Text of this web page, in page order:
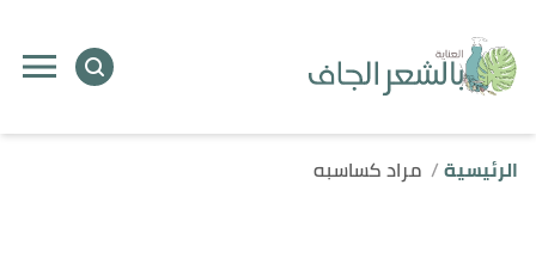
الرئيسية مراد كساسبه